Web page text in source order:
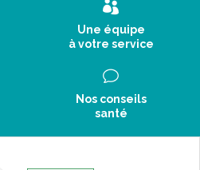
Une équipe
à votre service
Nos conseils
santé